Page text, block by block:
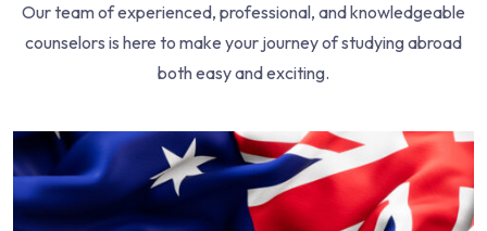
Our team of experienced, professional, and knowledgeable
counselors is here to make your journey of studying abroad
both easy and exciting.